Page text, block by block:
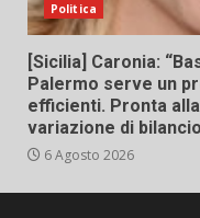
Politica
[Sicilia] Caronia:
Palermo serve un
efficienti. Pronta
variazione di
6 Agosto 2026